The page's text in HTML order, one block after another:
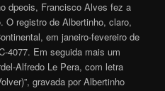
dpeois, Francisco Alves fez a
O registro de Albertinho, claro,
em janeiro-fevereiro de
4077. Em seguida mais um
Alfredo Le Pera, com letra
gravada por Albertinho